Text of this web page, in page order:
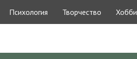
Психология Творчество Хобби